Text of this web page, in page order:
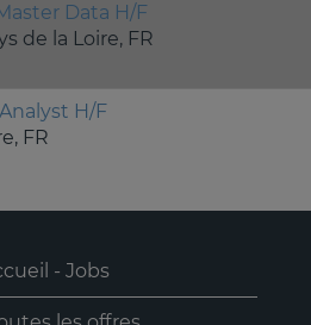
Data H/F
de la Loire, FR
H/F
FR
- Jobs